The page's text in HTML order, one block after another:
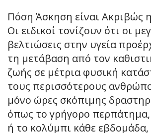
Πόση Άσκηση είναι Ακριβώς
Οι ειδικοί τονίζουν ότι οι
βελτιώσεις στην υγεία
τη μετάβαση από τον
ζωής σε μέτρια φυσική
τους περισσότερους
μόνο ώρες σκόπιμης
όπως το γρήγορο
ή το κολύμπι κάθε εβδομάδα,